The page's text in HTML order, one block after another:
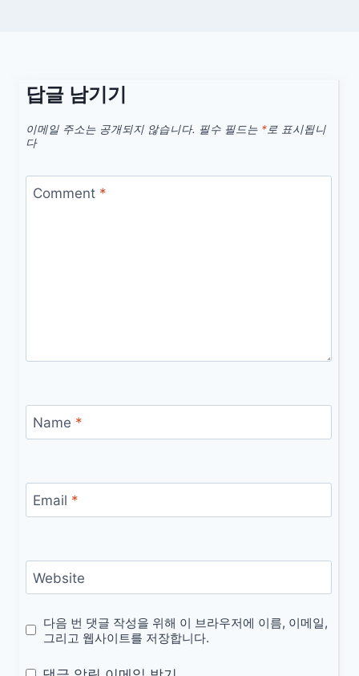
답글 남기기
이메일 주소는 공개되지 않습니다. 필수 필드는 *로 표시됩니
다
Comment *
Name *
Email *
Website
다음 번 댓글 작성을 위해 이 브라우저에 이름, 이메일,
그리고 웹사이트를 저장합니다.